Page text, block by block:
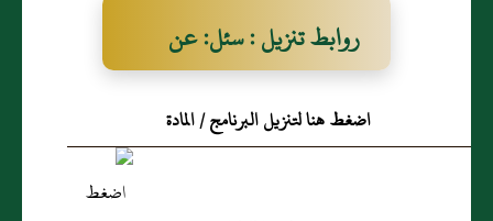
روابط تنزيل : سئل: عن
الفاعل والمفعول به بعد
إدراكهما ما يجب عليهما‏؟‏
اضغط هنا لتنزيل البرنامج / المادة